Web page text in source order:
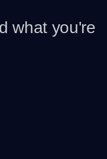
what you're